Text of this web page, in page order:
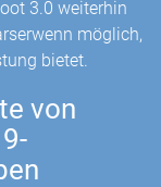
3.0 weiterhin
möglich,
bietet.
von